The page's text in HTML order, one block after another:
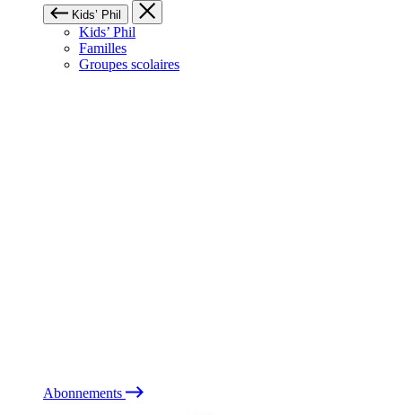
Kids’ Phil
Kids’ Phil
Familles
Groupes scolaires
Abonnements